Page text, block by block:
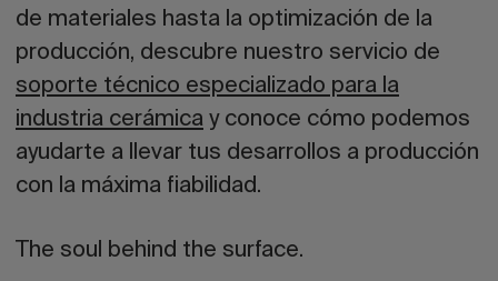
de materiales hasta la optimización de la
producción, descubre nuestro servicio de
soporte técnico especializado para la
industria cerámica y conoce cómo podemos
ayudarte a llevar tus desarrollos a producción
con la máxima fiabilidad.
The soul behind the surface.